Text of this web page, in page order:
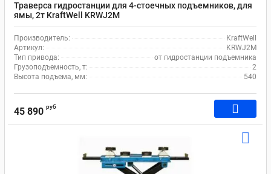
Траверса гидростанции для 4-стоечных подъемников, для
ямы, 2т KraftWell KRWJ2M
Производитель:
KraftWell
Артикул:
KRWJ2M
Тип привода:
от гидростанции подъемника
Грузоподъемность, т:
2
Высота подъема, мм:
540
45 890 руб